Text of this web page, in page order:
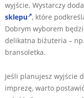
wyjście. Wystarczy
sklepu , które
Dobrym wyborem
delikatna biżuteria –
bransoletka.
Jeśli planujesz wyjście
imprezę, warto